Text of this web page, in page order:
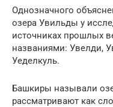
Однозначного
озера Увильды у
источниках прошлых
названиями: Увелди,
Уеделкуль.
Башкиры называли
рассматривают как